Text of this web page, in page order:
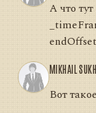
А что
MIKHAIL
Вот